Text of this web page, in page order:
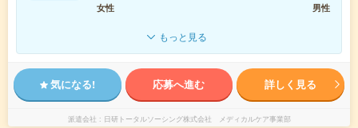
女性
男性
もっと見る
気になる! 応募へ進む 詳しく見る
派遣会社 日研トータルソーシング株式会社 メディカルケア事業部